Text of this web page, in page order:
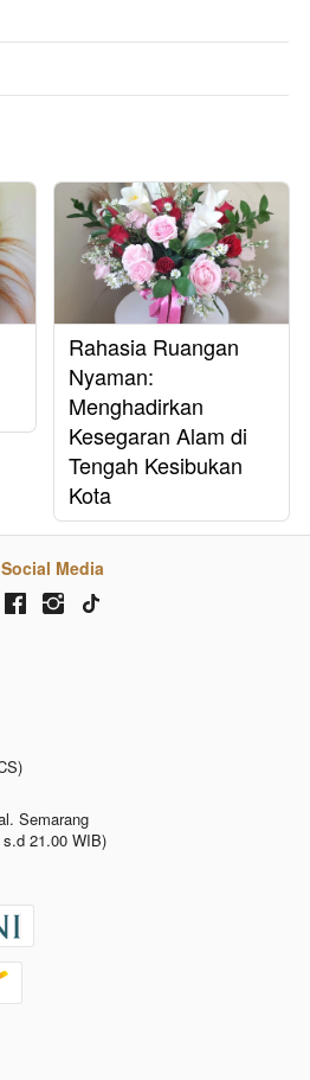
Rahasia Ruangan
Nyaman:
Menghadirkan
Kesegaran Alam di
Tengah Kesibukan
Kota
Social Media
Semarang
21.00 WIB)